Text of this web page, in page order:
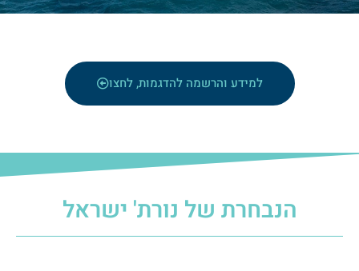
למידע והרשמה להדגמות, לחצו
הנבחרת של נורת' ישראל